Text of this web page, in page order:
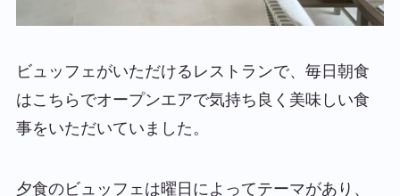
ビュッフェがいただけるレストランで、毎日朝食
はこちらでオープンエアで気持ち良く美味しい食
事をいただいていました。
夕食のビュッフェは曜日によってテーマがあり、